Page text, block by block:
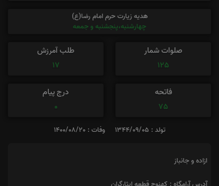
هدیه زیارت حرم امام رضا(ع)
چهارشنبه،پنجشنبه و جمعه
صلوات شمار
125
طلب آمرزش
17
فاتحه
75
درج پیام
0
تولد : 1344/09/05 وفات : 1400/08/20
ازاده و جانباز